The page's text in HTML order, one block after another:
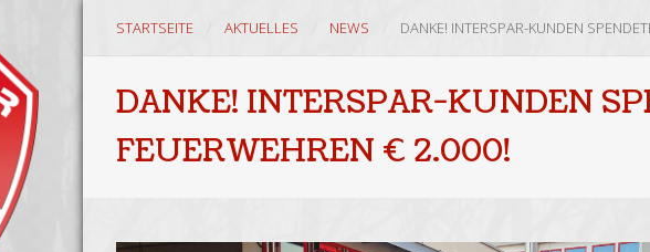
STARTSEITE AKTUELLES NEWS DANKE! INTERSPAR-KUNDEN
DANKE! INTERSPAR-KUNDEN
FEUERWEHREN € 2.000!